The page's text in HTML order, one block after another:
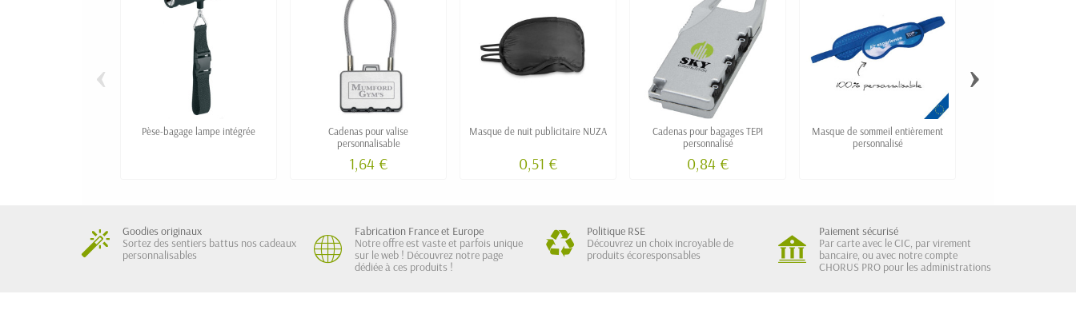
Pèse-bagage lampe intégrée
Cadenas pour valise
personnalisable
1,64 €
Masque de nuit publicitaire NUZA
0,51 €
Cadenas pour bagages TEPI
personnalisé
0,84 €
Masque de sommeil entièrement
personnalisé
‹ ›
Goodies originaux
Sortez des sentiers battus nos cadeaux
personnalisables
Fabrication France et Europe
Notre offre est vaste et parfois unique
sur le web ! Découvrez notre page
dédiée à ces produits !
Politique RSE
Découvrez un choix incroyable de
produits écoresponsables
Paiement sécurisé
Par carte avec le CIC, par virement
bancaire, ou avec notre compte
CHORUS PRO pour les administrations